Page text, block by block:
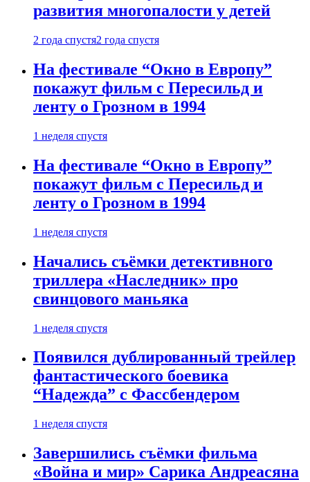
развития многопалости у детей
2 года спустя2 года спустя
На фестивале “Окно в Европу”
покажут фильм с Пересильд и
ленту о Грозном в 1994
1 неделя спустя
На фестивале “Окно в Европу”
покажут фильм с Пересильд и
ленту о Грозном в 1994
1 неделя спустя
Начались съёмки детективного
триллера «Наследник» про
свинцового маньяка
1 неделя спустя
Появился дублированный трейлер
фантастического боевика
“Надежда” с Фассбендером
1 неделя спустя
Завершились съёмки фильма
«Война и мир» Сарика Андреасяна